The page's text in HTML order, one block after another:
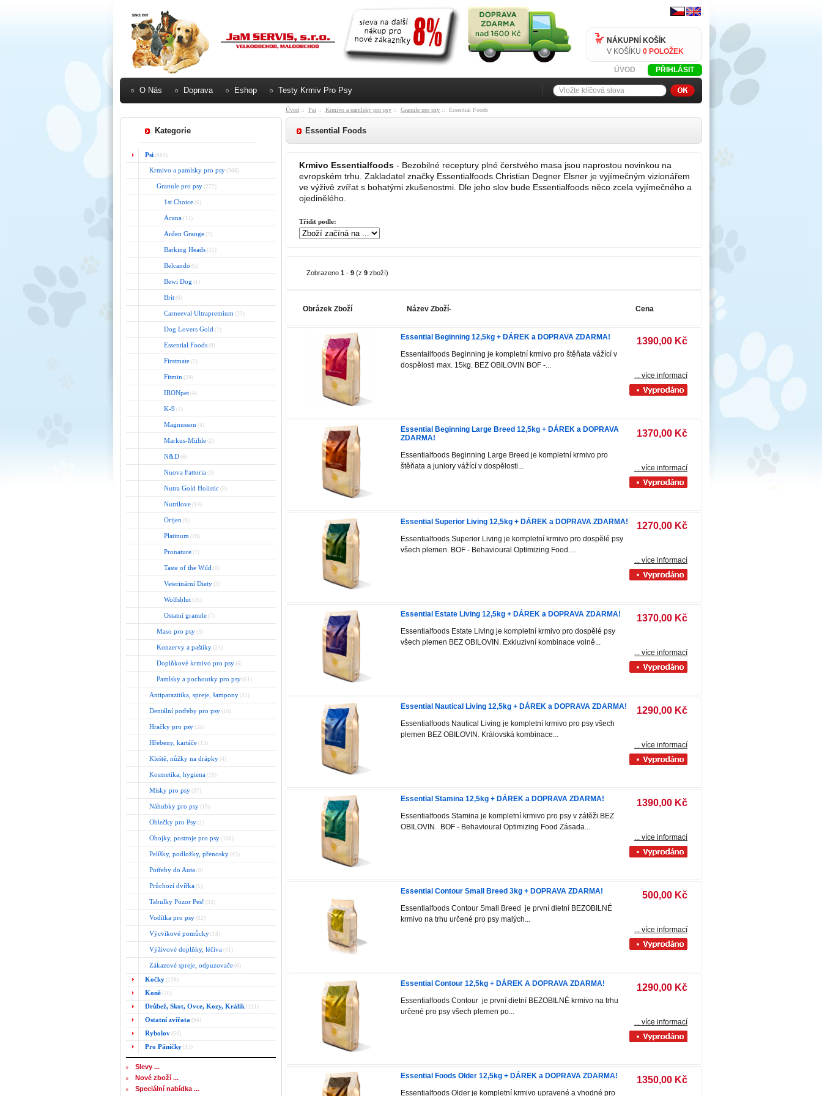
NÁKUPNÍ KOŠÍK
V KOŠÍKU 0 POLOŽEK
PŘIHLÁSIT
ÚVOD
O Nás Doprava Eshop Testy Krmiv Pro Psy
Kategorie
Psi (881)
Krmivo a pamlsky pro psy (366)
Granule pro psy (272)
1st Choice (6)
Acana (13)
Arden Grange (7)
Barking Heads (25)
Belcando (5)
Bewi Dog (1)
Brit (6)
Carneeval Ultrapremium (33)
Dog Lovers Gold (1)
Essential Foods (9)
Firstmate (5)
Fitmin (24)
IRONpet (4)
K-9 (3)
Magnusson (4)
Markus-Mühle (2)
N&D (6)
Nuova Fattoria (3)
Nutra Gold Holistic (9)
Nutrilove (14)
Orijen (8)
Platinum (20)
Pronature (7)
Taste of the Wild (8)
Veterinární Diety (3)
Wolfsblut (36)
Ostatní granule (7)
Maso pro psy (3)
Konzervy a paštiky (24)
Doplňkové krmivo pro psy (6)
Pamlsky a pochoutky pro psy (61)
Antiparazitika, spreje, šampony (35)
Dentální potřeby pro psy (16)
Hračky pro psy (55)
Hřebeny, kartáče (13)
Kleště, nůžky na drápky (4)
Kosmetika, hygiena (10)
Misky pro psy (37)
Náhubky pro psy (19)
Oblečky pro Psy (1)
Obojky, postroje pro psy (106)
Pelíšky, podložky, přenosky (43)
Potřeby do Auta (8)
Průchozí dvířka (6)
Tabulky Pozor Pes! (33)
Vodítka pro psy (62)
Výcvikové pomůcky (18)
Výživové doplňky, léčiva (41)
Zákazové spreje, odpuzovače (6)
Kočky (139)
Koně (50)
Drůbež, Skot, Ovce, Kozy, Králík (151)
Ostatní zvířata (94)
Rybolov (54)
Pro Páníčky (13)
Slevy ...
Nové zboží ...
Speciální nabídka ...
Úvod :: Psi :: Krmivo a pamlsky pro psy :: Granule pro psy :: Essential Foods
Essential Foods
Krmivo Essentialfoods - Bezobilné receptury plné čerstvého masa jsou naprostou novinkou na
evropském trhu. Zakladatel značky Essentialfoods Christian Degner Elsner je vyjímečným vizionářem
ve výživě zvířat s bohatými zkušenostmi. Dle jeho slov bude Essentialfoods něco zcela vyjímečného a
ojedinělého.
Třídit podle:
Zobrazeno 1 - 9 (z 9 zboží)
Obrázek Zboží Název Zboží- Cena
Essential Beginning 12,5kg + DÁREK a DOPRAVA ZDARMA!
Essentailfoods Beginning je kompletní krmivo pro štěňata vážící v
dospělosti max. 15kg. BEZ OBILOVIN BOF -...
1390,00 Kč
... více informací
Essential Beginning Large Breed 12,5kg + DÁREK a DOPRAVA
ZDARMA!
Essentialfoods Beginning Large Breed je kompletní krmivo pro
štěňata a juniory vážící v dospělosti...
1370,00 Kč
... více informací
Essential Superior Living 12,5kg + DÁREK a DOPRAVA ZDARMA!
Essentialfoods Superior Living je kompletní krmivo pro dospělé psy
všech plemen. BOF - Behavioural Optimizing Food....
1270,00 Kč
... více informací
Essential Estate Living 12,5kg + DÁREK a DOPRAVA ZDARMA!
Essentialfoods Estate Living je kompletní krmivo pro dospělé psy
všech plemen BEZ OBILOVIN. Exkluzivní kombinace volně...
1370,00 Kč
... více informací
Essential Nautical Living 12,5kg + DÁREK a DOPRAVA ZDARMA!
Essentialfoods Nautical Living je kompletní krmivo pro psy všech
plemen BEZ OBILOVIN. Královská kombinace...
1290,00 Kč
... více informací
Essential Stamina 12,5kg + DÁREK a DOPRAVA ZDARMA!
Essentialfoods Stamina je kompletní krmivo pro psy v zátěži BEZ
OBILOVIN. BOF - Behavioural Optimizing Food Zásada...
1390,00 Kč
... více informací
Essential Contour Small Breed 3kg + DOPRAVA ZDARMA!
Essentialfoods Contour Small Breed je první dietní BEZOBILNÉ
krmivo na trhu určené pro psy malých...
500,00 Kč
... více informací
Essential Contour 12,5kg + DÁREK A DOPRAVA ZDARMA!
Essentialfoods Contour je první dietní BEZOBILNÉ krmivo na trhu
určené pro psy všech plemen po...
1290,00 Kč
... více informací
Essential Foods Older 12,5kg + DÁREK a DOPRAVA ZDARMA!
Essentialfoods Older je kompletní krmivo upravené a vhodné pro
1350,00 Kč